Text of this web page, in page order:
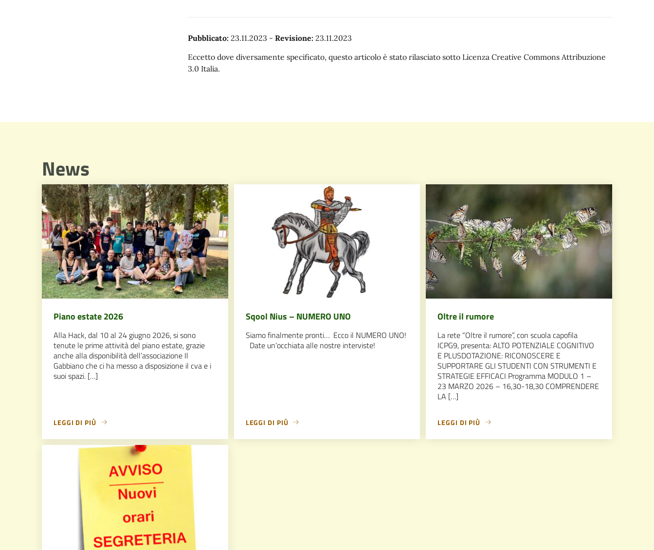
Pubblicato: 23.11.2023 - Revisione: 23.11.2023
Eccetto dove diversamente specificato, questo articolo è stato rilasciato sotto Licenza Creative Commons Attribuzione
3.0 Italia.
News
Piano estate 2026
Alla Hack, dal 10 al 24 giugno 2026, si sono
tenute le prime attività del piano estate, grazie
anche alla disponibilità dell’associazione Il
Gabbiano che ci ha messo a disposizione il cva e i
suoi spazi. […]
LEGGI DI PIÙ
Sqool Nius – NUMERO UNO
Siamo finalmente pronti… Ecco il NUMERO UNO!
Date un’occhiata alle nostre interviste!
LEGGI DI PIÙ
Oltre il rumore
La rete “Oltre il rumore”, con scuola capofila
ICPG9, presenta: ALTO POTENZIALE COGNITIVO
E PLUSDOTAZIONE: RICONOSCERE E
SUPPORTARE GLI STUDENTI CON STRUMENTI E
STRATEGIE EFFICACI Programma MODULO 1 –
23 MARZO 2026 – 16,30-18,30 COMPRENDERE
LA […]
LEGGI DI PIÙ